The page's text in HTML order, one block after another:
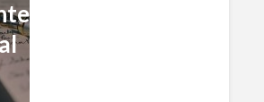
à Inteligência